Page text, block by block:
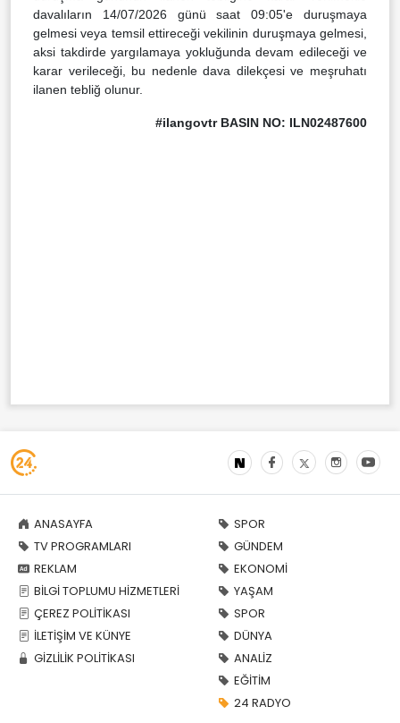
davalıların 14/07/2026 günü saat 09:05'e duruşmaya
gelmesi veya temsil ettireceği vekilinin duruşmaya gelmesi,
aksi takdirde yargılamaya yokluğunda devam edileceği ve
karar verileceği, bu nedenle dava dilekçesi ve meşruhatı
ilanen tebliğ olunur.
#ilangovtr BASIN NO: ILN02487600
ANASAYFA
TV PROGRAMLARI
REKLAM
BİLGİ TOPLUMU HİZMETLERİ
ÇEREZ POLİTİKASI
İLETİŞİM VE KÜNYE
GİZLİLİK POLİTİKASI
SPOR
GÜNDEM
EKONOMİ
YAŞAM
SPOR
DÜNYA
ANALİZ
EĞİTİM
24 RADYO